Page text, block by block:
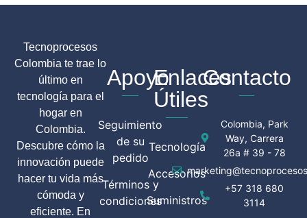
Tecnoprocesos
Colombia te trae lo
último en
tecnología para el
hogar en
Colombia.
Descubre cómo la
innovación puede
hacer tu vida más
cómoda y
eficiente. En
Apoyo
Seguimiento
de su
pedido
Términos y
condiciones
Enlaces
Útiles
Tecnología
Accesorios
Suministros
Contacto
Colombia, Park
Way, Carrera
26a # 39 - 78
+57 318 680
3114